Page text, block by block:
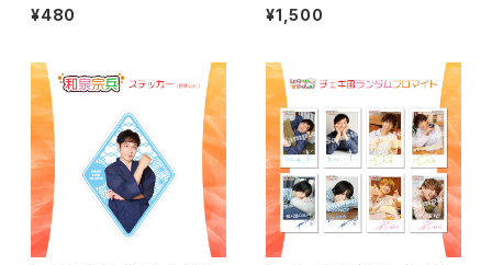
ジナルステッカー（小波津亜廉）
¥480 ¥1,500